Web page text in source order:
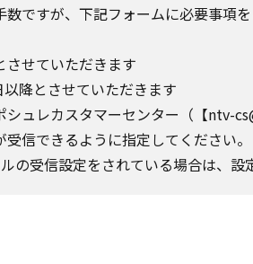
ですが、下記フォームに必要事項
せていただきます
降とさせていただきます
ュレカスタマーセンター（【ntv-
信できるように指定してください。
の受信設定をされている場合は、設